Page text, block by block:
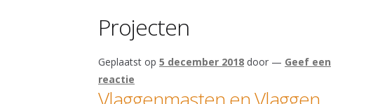
Projecten
Geplaatst op5 december 2018 door — Geef een
reactie